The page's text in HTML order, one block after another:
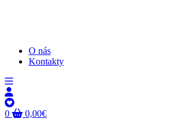
O nás
Kontakty
0 0,00€